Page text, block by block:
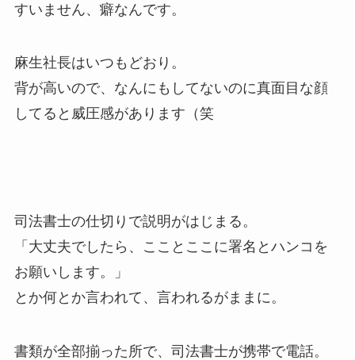
すいません、癖なんです。
麻生社長はいつもどおり。
背が高いので、なんにもしてないのに真面目な顔
してると威圧感があります（笑
司法書士の仕切りで説明がはじまる。
「大丈夫でしたら、こことここに署名とハンコを
お願いします。」
とか何とか言われて、言われるがままに。
書類が全部揃った所で、司法書士が携帯で電話。